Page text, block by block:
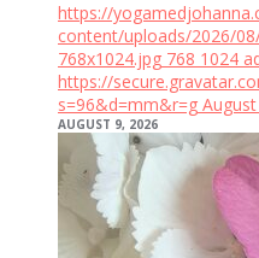
https://
content/uploads/2026/
768x1024.jpg 768 1024
https://
s=96&d=mm&r=g
AUGUST 9, 2026